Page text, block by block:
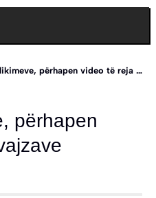
përhapen video të reja të vajzave dhunuese
përhapen